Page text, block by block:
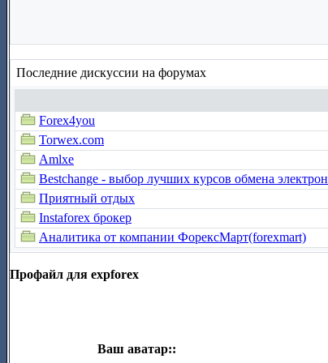
Последние дискуссии на форумах
Forex4you
Torwex.com
Amlxe
Bestchange - выбор лучших курсов обмена
Приятный отдых
Instaforex брокер
Аналитика от компании ФорексМарт(forexmart)
Профайл для expforex
Ваш аватар::